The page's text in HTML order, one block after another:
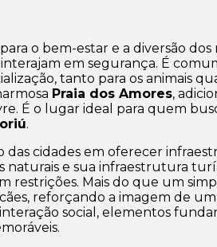
o bem-estar e a diversão
em segurança. É
tanto para os animais
Praia dos Amores,
É o lugar ideal para quem
.
cidades em oferecer
e sua infraestrutura
restrições. Mais do que um
reforçando a imagem de
social, elementos